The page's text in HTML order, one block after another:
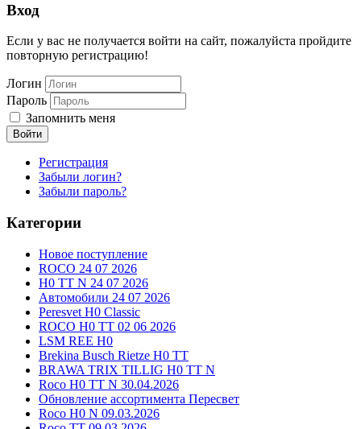
Вход
Если у вас не получается войти на сайт, пожалуйста пройдите
повторную регистрацию!
Логин
Пароль
Запомнить меня
Войти
Регистрация
Забыли логин?
Забыли пароль?
Категории
Новое поступление
ROCO 24 07 2026
H0 TT N 24 07 2026
Автомобили 24 07 2026
Peresvet H0 Classic
ROCO H0 TT 02 06 2026
LSM REE H0
Brekina Busch Rietze H0 TT
BRAWA TRIX TILLIG H0 TT N
Roco H0 TT N 30.04.2026
Обновление ассортимента Пересвет
Roco H0 N 09.03.2026